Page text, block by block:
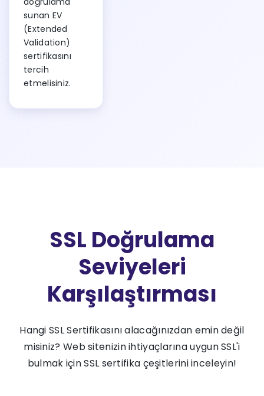
sunan EV
(Extended
Validation)
sertifikasını
tercih
etmelisiniz.
SSL Doğrulama
Seviyeleri
Karşılaştırması
Hangi SSL Sertifikasını alacağınızdan emin değil
misiniz? Web sitenizin ihtiyaçlarına uygun SSL'i
bulmak için SSL sertifika çeşitlerini inceleyin!